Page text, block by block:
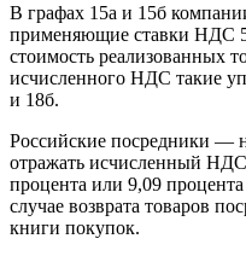
В графах 15а и 15б
применяющие ставки НДС
стоимость реализованных
исчисленного НДС такие
и 18б.
Российские посредники —
отражать исчисленный НДС
процента или 9,09
случае возврата товаров
книги покупок.